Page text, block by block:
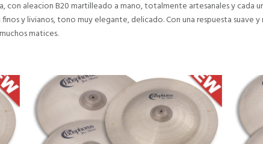
aleacion B20 martilleado a mano, totalmente artesanales y cada
y livianos, tono muy elegante, delicado. Con una respuesta suave y
matices.